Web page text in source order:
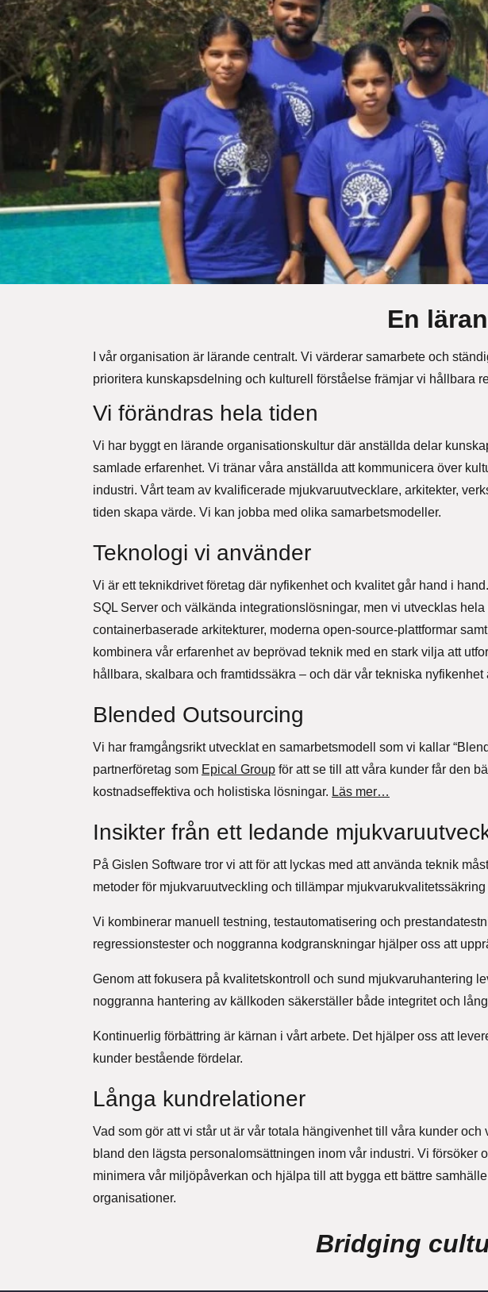
En
I vår organisation är lärande centralt. Vi värderar samarbete och
prioritera kunskapsdelning och kulturell förståelse främjar vi hållbara
Vi förändras hela tiden
Vi har byggt en lärande organisationskultur där anställda delar
samlade erfarenhet. Vi tränar våra anställda att kommunicera över
industri. Vårt team av kvalificerade mjukvaruutvecklare, arkitekter,
tiden skapa värde. Vi kan jobba med olika samarbetsmodeller.
Teknologi vi använder
Vi är ett teknikdrivet företag där nyfikenhet och kvalitet går hand i
SQL Server och välkända integrationslösningar, men vi utvecklas
containerbaserade arkitekturer, moderna open-source-plattformar
kombinera vår erfarenhet av beprövad teknik med en stark vilja att
hållbara, skalbara och framtidssäkra – och där vår tekniska
Blended Outsourcing
Vi har framgångsrikt utvecklat en samarbetsmodell som vi kallar
partnerföretag som Epical Group för att se till att våra kunder får den
kostnadseffektiva och holistiska lösningar. Läs mer…
Insikter från ett ledande
På Gislen Software tror vi att för att lyckas med att använda teknik
metoder för mjukvaruutveckling och tillämpar
Vi kombinerar manuell testning, testautomatisering och
regressionstester och noggranna kodgranskningar hjälper oss att
Genom att fokusera på kvalitetskontroll och sund mjukvaruhantering
noggranna hantering av källkoden säkerställer både integritet och
Kontinuerlig förbättring är kärnan i vårt arbete. Det hjälper oss att
kunder bestående fördelar.
Långa kundrelationer
Vad som gör att vi står ut är vår totala hängivenhet till våra kunder
bland den lägsta personalomsättningen inom vår industri. Vi försöker
minimera vår miljöpåverkan och hjälpa till att bygga ett bättre
organisationer.
Bridging